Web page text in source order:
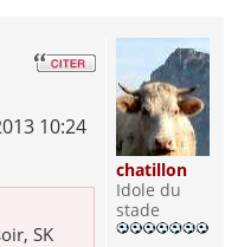
10:24
SK
chatillon
Idole du
stade